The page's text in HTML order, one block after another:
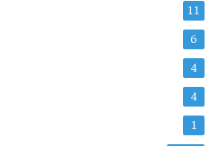
11
6
4
4
1